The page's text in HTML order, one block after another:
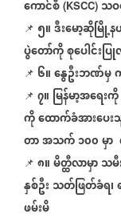
ကောင်စီ (KSCC) သ
📌 ၅။ဒီးမော့ဆိုမြို့
ပွဲတော်ကိုစုပေါင်းပ
📌 ၆။နွေဦးဘဏ်မှ
📌 ၇။ မြန်မာ့အရေးကို
ကိုထောက်ခံအားပေ
တာအသက်၁၀၀မှာ
📌 ၈။မိတ္ထီလာမှာသမီ
နှစ်ဦးသတ်ဖြတ်ခံရ၊
ဖမ်းမိ